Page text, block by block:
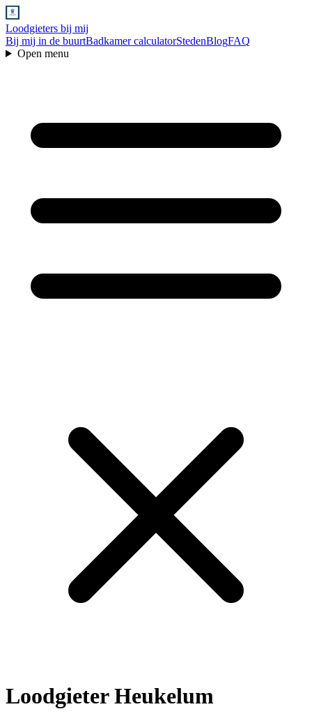
Loodgieters bij mij
Bij mij in de buurtBadkamer calculatorStedenBlogFAQ
Open menu
LoodgieterHeukelum